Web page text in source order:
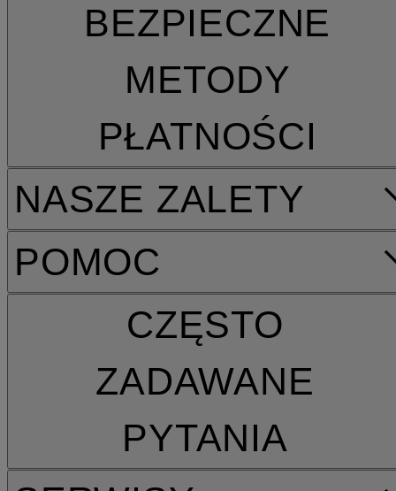
POMOC
CZĘSTO
ZADAWANE
PYTANIA
BEZPIECZNE
METODY
PŁATNOŚCI
NASZE ZALETY